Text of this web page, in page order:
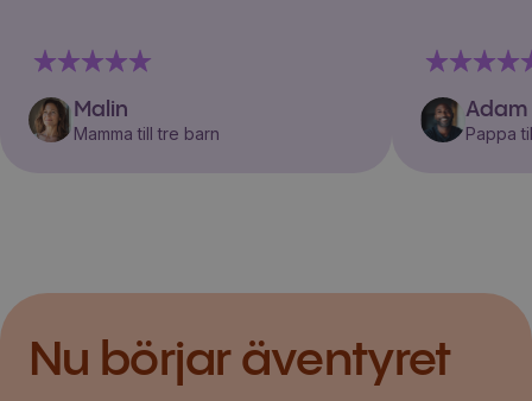
Malin
Mamma till tre barn
Adam
Pappa
Nu börjar äventyret